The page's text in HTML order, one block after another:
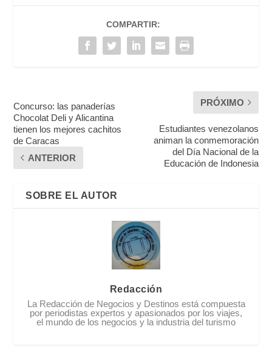
COMPARTIR:
Concurso: las panaderías
Chocolat Deli y Alicantina
tienen los mejores cachitos
de Caracas
ANTERIOR
PRÓXIMO
Estudiantes venezolanos
animan la conmemoración
del Día Nacional de la
Educación de Indonesia
SOBRE EL AUTOR
Redacción
La Redacción de Negocios y Destinos está compuesta
por periodistas expertos y apasionados por los viajes,
el mundo de los negocios y la industria del turismo